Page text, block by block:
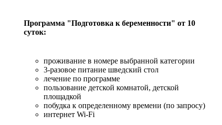
Программа "Подготовка к беременности" от 10
суток:
проживание в номере выбранной категории
3-разовое питание шведский стол
лечение по программе
пользование детской комнатой, детской
площадкой
побудка к определенному времени (по запросу)
интернет Wi-Fi